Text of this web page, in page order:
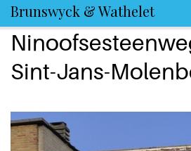
Brunswyck & Wathelet
Sint-Jans-